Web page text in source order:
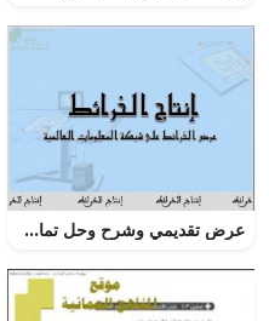
عرض تقديمي وشرح وحل تمارين درس عرض الخرائط على شبكة المعلومات العالمية – بوربوينت (جغرافيا) الثاني عشر